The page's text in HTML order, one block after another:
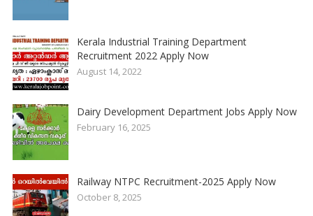
Kerala Industrial Training Department
Recruitment 2022 Apply Now
August 14, 2022
Dairy Development Department Jobs Apply Now
February 16, 2025
Railway NTPC Recruitment-2025 Apply Now
October 8, 2025